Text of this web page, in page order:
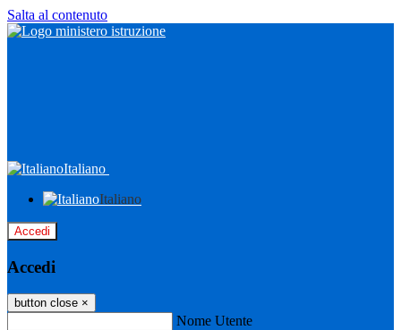
Salta al contenuto
Italiano
Italiano
Accedi
Accedi
button close ×
Nome Utente